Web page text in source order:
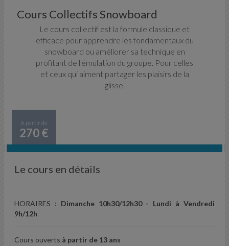
Cours Collectifs Snowboard
Le cours collectif est la formule classique et
efficace pour apprendre les fondamentaux du
snowboard ou améliorer sa technique en
profitant de l'émulation du groupe. Pour celles
et ceux qui aiment partager les plaisirs de la
glisse.
A partir de
270 €
Le cours en détails
HORAIRES : Dimanche 10h30/12h30 - Lundi à Vendredi
9h/12h
Cours ouverts à partir de 13 ans